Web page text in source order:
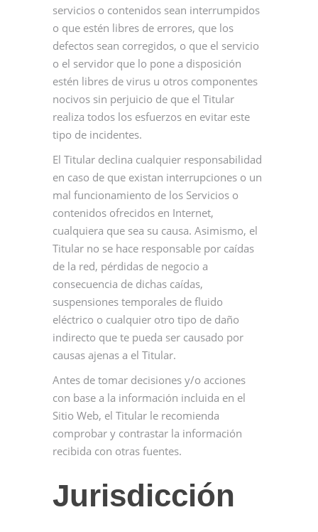
servicios o contenidos sean interrumpidos
o que estén libres de errores, que los
defectos sean corregidos, o que el servicio
o el servidor que lo pone a disposición
estén libres de virus u otros componentes
nocivos sin perjuicio de que el Titular
realiza todos los esfuerzos en evitar este
tipo de incidentes.
El Titular declina cualquier responsabilidad
en caso de que existan interrupciones o un
mal funcionamiento de los Servicios o
contenidos ofrecidos en Internet,
cualquiera que sea su causa. Asimismo, el
Titular no se hace responsable por caídas
de la red, pérdidas de negocio a
consecuencia de dichas caídas,
suspensiones temporales de fluido
eléctrico o cualquier otro tipo de daño
indirecto que te pueda ser causado por
causas ajenas a el Titular.
Antes de tomar decisiones y/o acciones
con base a la información incluida en el
Sitio Web, el Titular le recomienda
comprobar y contrastar la información
recibida con otras fuentes.
Jurisdicción